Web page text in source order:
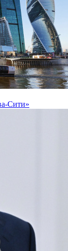
Сити»